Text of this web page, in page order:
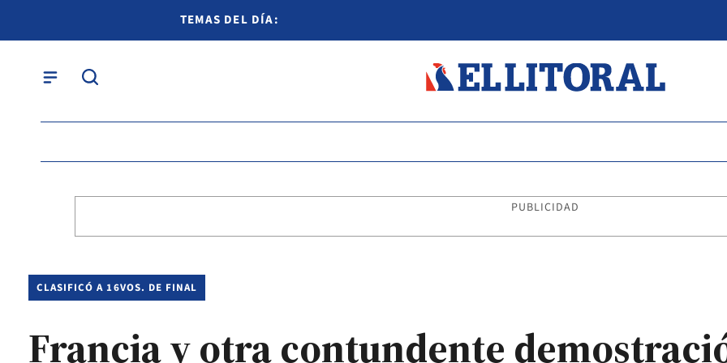
TEMAS DEL DÍA:
PUBLICIDAD
CLASIFICÓ A 16VOS. DE FINAL
Francia y otra contundente